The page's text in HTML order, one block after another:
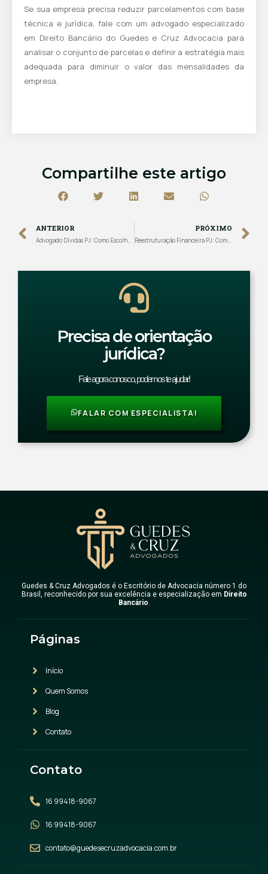
Se sua empresa precisa reduzir parcelamentos com base
técnica e jurídica, fale com um advogado especializado
em Direito Bancário do Guedes e Cruz Advocacia para
analisar o conjunto de parcelas e definir a estratégia mais
adequada para diminuir o valor das mensalidades da
empresa.
Compartilhe este artigo
ANTERIOR
Advogado Dívidas PJ: Como Escolher, Quando Contratar e o que Esperar do Trabalho Técnico
PRÓXIMO
Reestruturação Financeira PJ: Como Reorganizar o Passivo da Empresa com Estratégia
Precisa de orientação
jurídica?
Fale agora conosco, podemos te ajudar!
FALAR COM ESPECIALISTA!
Guedes & Cruz Advogados é o Escritório de Advocacia número 1 do
Brasil, reconhecido por sua excelência e especialização em Direito
Bancário.
Páginas
Início
Quem Somos
Blog
Contato
Contato
16 99418-9067
16 99418-9067
contato@guedesecruzadvocacia.com.br